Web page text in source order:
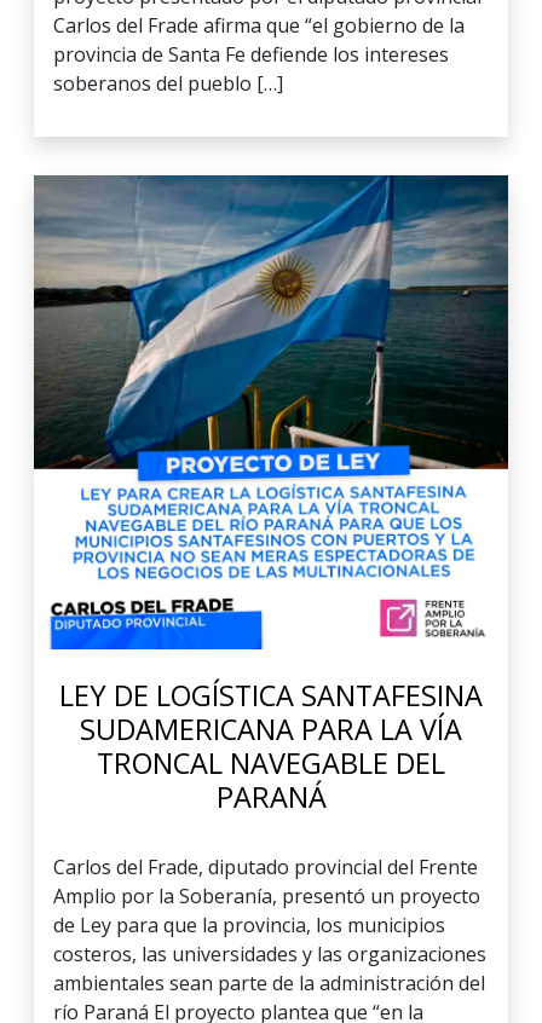
Carlos del Frade afirma que “el gobierno de la
provincia de Santa Fe defiende los intereses
soberanos del pueblo […]
LEY DE LOGÍSTICA SANTAFESINA
SUDAMERICANA PARA LA VÍA
TRONCAL NAVEGABLE DEL
PARANÁ
Carlos del Frade, diputado provincial del Frente
Amplio por la Soberanía, presentó un proyecto
de Ley para que la provincia, los municipios
costeros, las universidades y las organizaciones
ambientales sean parte de la administración del
río Paraná El proyecto plantea que “en la